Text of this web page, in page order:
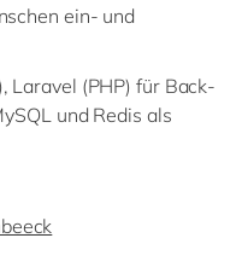
ein- und
Laravel (PHP) für Back-
und Redis als